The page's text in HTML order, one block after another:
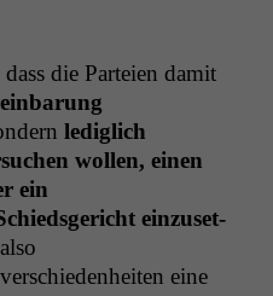
die Parteien damit
lediglich
wollen, einen
ein
einzuset­
eine
Notwendige